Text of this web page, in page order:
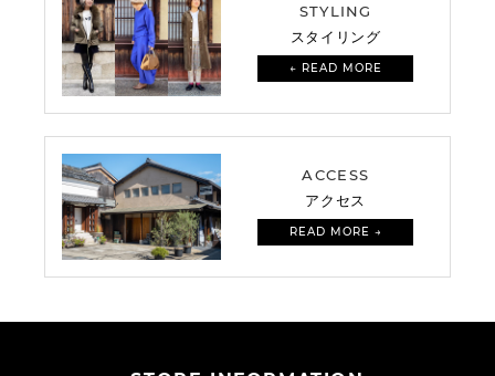
STYLING
スタイリング
← READ MORE
ACCESS
アクセス
READ MORE →